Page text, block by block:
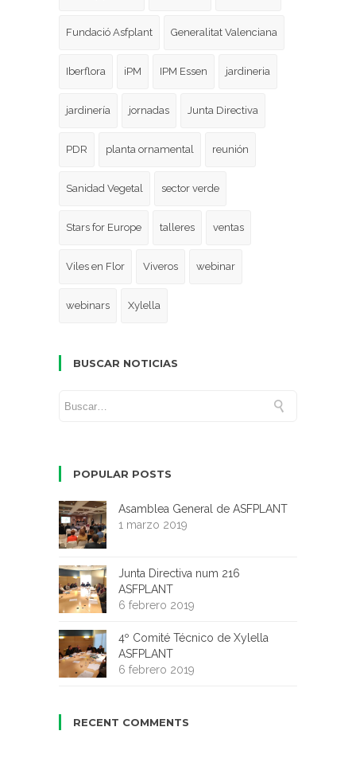
Fundació Asfplant Generalitat Valenciana
Iberflora iPM IPM Essen jardineria
jardinería jornadas Junta Directiva
PDR planta ornamental reunión
Sanidad Vegetal sector verde
Stars for Europe talleres ventas
Viles en Flor Viveros webinar
webinars Xylella
BUSCAR NOTICIAS
POPULAR POSTS
Asamblea General de ASFPLANT
1 marzo 2019
Junta Directiva num 216
ASFPLANT
6 febrero 2019
4º Comité Técnico de Xylella
ASFPLANT
6 febrero 2019
RECENT COMMENTS